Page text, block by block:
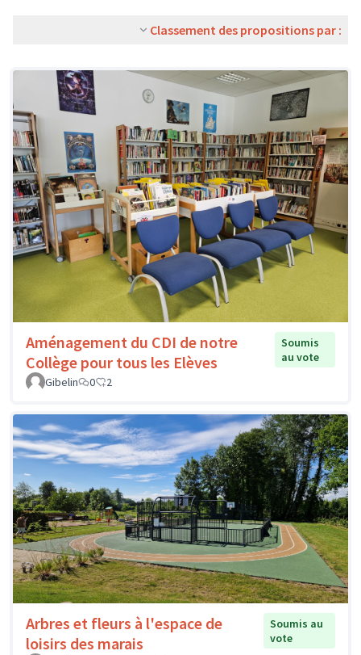
Classement des propositions par :
Aménagement du CDI de notre
Collège pour tous les Elèves
Soumis
au vote
Gibelin
0 2
Arbres et fleurs à l'espace de
loisirs des marais
Soumis au
vote